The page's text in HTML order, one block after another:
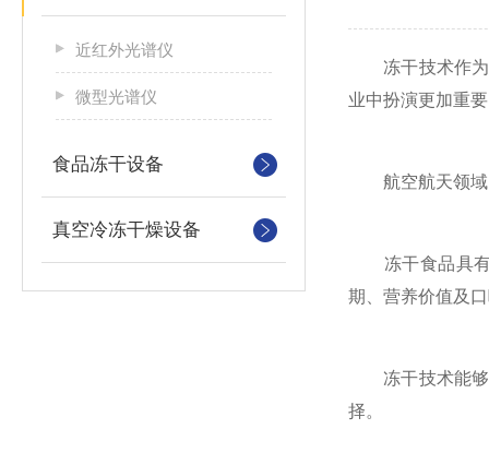
近红外光谱仪
微型光谱仪
食品冻干设备
真空冷冻干燥设备
冻干技术作为
业中扮演更加重
航空航天领域
冻干食品具有
期、营养价值及
冻干技术能够
择。